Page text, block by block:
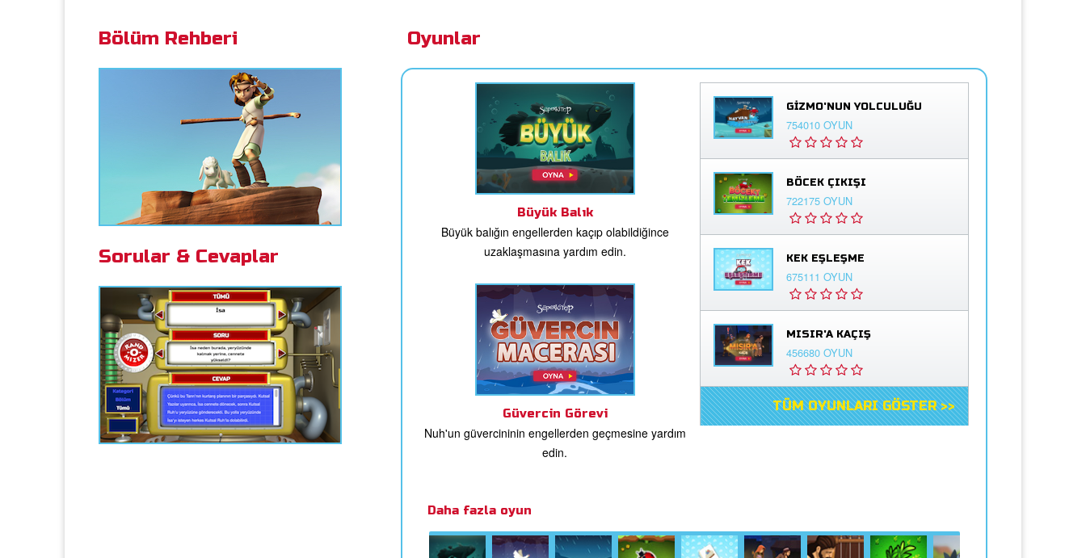
Bölüm Rehberi
Sorular & Cevaplar
Oyunlar
Büyük Balık
Büyük balığın engellerden kaçıp olabildiğince
uzaklaşmasına yardım edin.
Güvercin Görevi
Nuh'un güvercininin engellerden geçmesine yardım
edin.
GIZMO'NUN YOLCULUĞU
754010 OYUN
BÖCEK ÇIKIŞI
722175 OYUN
KEK EŞLEŞME
675111 OYUN
MISIR'A KAÇIŞ
456680 OYUN
TÜM OYUNLARI GÖSTER >>
Daha fazla oyun